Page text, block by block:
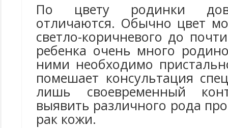
По цвету родинки
отличаются. Обычно цвет
светло-коричневого до
ребенка очень много
ними необходимо
помешает консультация
лишь своевременный
выявить различного рода
рак кожи.